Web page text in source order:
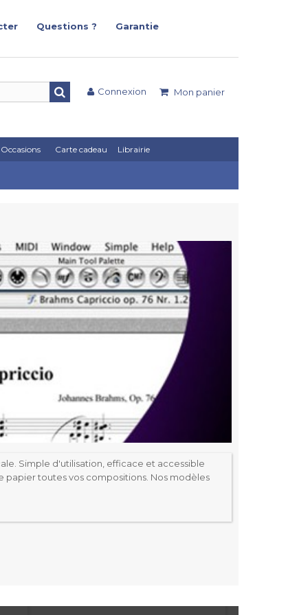
Questions ?
Garantie
Mon panier
Connexion
Occasions Carte cadeau Librairie
Simple d'utilisation, efficace et accessible
papier toutes vos compositions. Nos modèles